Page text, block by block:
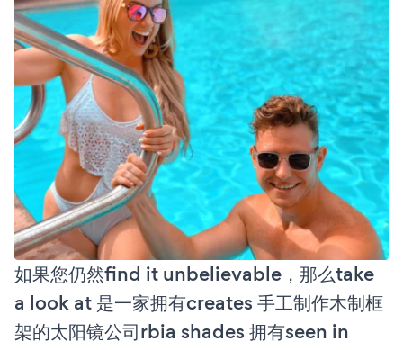
如果您仍然find it unbelievable，那么take
a look at 是一家拥有creates 手工制作木制框
架的太阳镜公司rbia shades 拥有seen in